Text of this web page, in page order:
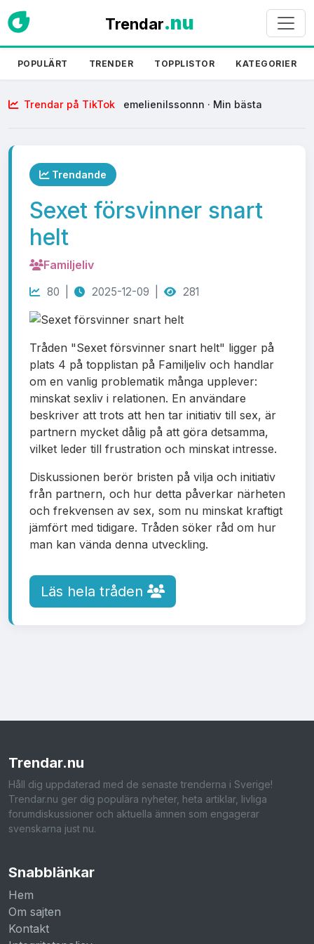
Trendar.nu
POPULÄRT TRENDER TOPPLISTOR KATEGORIER
Trendar på TikTok
emelienilssonnn · Min bästa
Trendande
Sexet försvinner snart
helt
Familjeliv
80 | 2025-12-09 | 281
Tråden "Sexet försvinner snart helt" ligger på
plats 4 på topplistan på Familjeliv och handlar
om en vanlig problematik många upplever:
minskat sexliv i relationen. En användare
beskriver att trots att hen tar initiativ till sex, är
partnern mycket dålig på att göra detsamma,
vilket leder till frustration och minskat intresse.
Diskussionen berör bristen på vilja och initiativ
från partnern, och hur detta påverkar närheten
och frekvensen av sex, som nu minskat kraftigt
jämfört med tidigare. Tråden söker råd om hur
man kan vända denna utveckling.
Läs hela tråden
Trendar.nu
Håll dig uppdaterad med de senaste trenderna i Sverige!
Trendar.nu ger dig populära nyheter, heta artiklar, livliga
forumdiskussioner och aktuella ämnen som engagerar
svenskarna just nu.
Snabblänkar
Hem
Om sajten
Kontakt